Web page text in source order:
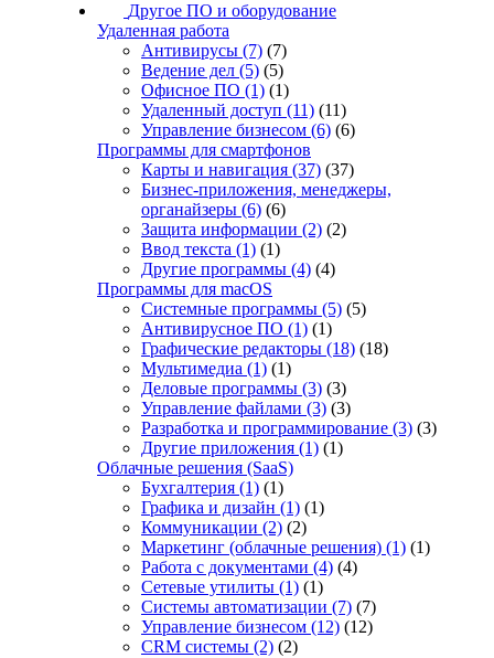
Другое ПО и оборудование
Удаленная работа
Антивирусы (7) (7)
Ведение дел (5) (5)
Офисное ПО (1) (1)
Удаленный доступ (11) (11)
Управление бизнесом (6) (6)
Программы для смартфонов
Карты и навигация (37) (37)
Бизнес-приложения, менеджеры,
органайзеры (6) (6)
Защита информации (2) (2)
Ввод текста (1) (1)
Другие программы (4) (4)
Программы для macOS
Системные программы (5) (5)
Антивирусное ПО (1) (1)
Графические редакторы (18) (18)
Мультимедиа (1) (1)
Деловые программы (3) (3)
Управление файлами (3) (3)
Разработка и программирование (3) (3)
Другие приложения (1) (1)
Облачные решения (SaaS)
Бухгалтерия (1) (1)
Графика и дизайн (1) (1)
Коммуникации (2) (2)
Маркетинг (облачные решения) (1) (1)
Работа с документами (4) (4)
Сетевые утилиты (1) (1)
Системы автоматизации (7) (7)
Управление бизнесом (12) (12)
CRM системы (2) (2)